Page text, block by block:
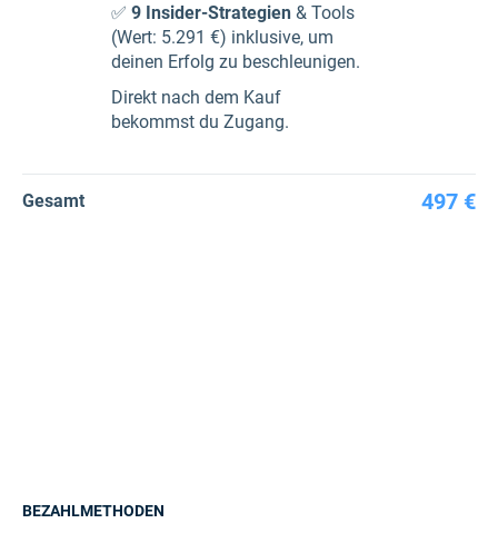
✅ 9 Insider-Strategien & Tools
(Wert: 5.291 €) inklusive, um
deinen Erfolg zu beschleunigen.
Direkt nach dem Kauf
bekommst du Zugang.
Gesamt 497 €
BEZAHLMETHODEN